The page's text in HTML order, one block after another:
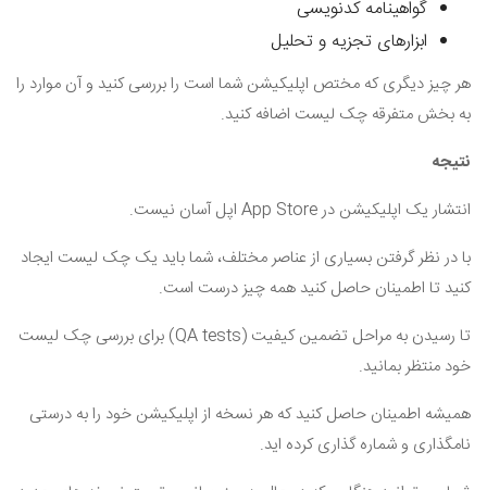
گواهینامه کدنویسی
ابزارهای تجزیه و تحلیل
هر چیز دیگری که مختص اپلیکیشن شما است را بررسی کنید و آن موارد را
به بخش متفرقه چک لیست اضافه کنید.
نتیجه
انتشار یک اپلیکیشن درApp Store اپل آسان نیست.
با در نظر گرفتن بسیاری از عناصر مختلف، شما باید یک چک لیست ایجاد
کنید تا اطمینان حاصل کنید همه چیز درست است.
تا رسیدن به مراحل تضمین کیفیت (QA tests) برای بررسی چک لیست
خود منتظر بمانید.
همیشه اطمینان حاصل کنید که هر نسخه از اپلیکیشن خود را به درستی
نامگذاری و شماره گذاری کرده اید.